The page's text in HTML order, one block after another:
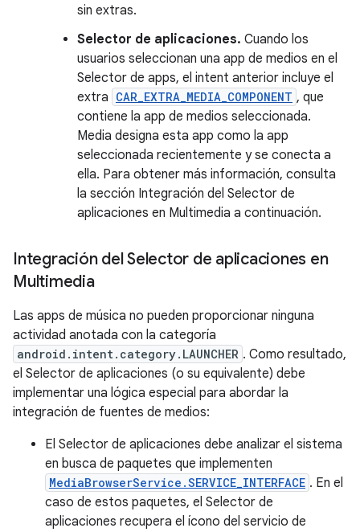
sin extras.
Selector de aplicaciones. Cuando los
usuarios seleccionan una app de medios en el
Selector de apps, el intent anterior incluye el
extra CAR_EXTRA_MEDIA_COMPONENT , que
contiene la app de medios seleccionada.
Media designa esta app como la app
seleccionada recientemente y se conecta a
ella. Para obtener más información, consulta
la sección Integración del Selector de
aplicaciones en Multimedia a continuación.
Integración del Selector de aplicaciones en
Multimedia
Las apps de música no pueden proporcionar ninguna
actividad anotada con la categoría
android.intent.category.LAUNCHER . Como resultado,
el Selector de aplicaciones (o su equivalente) debe
implementar una lógica especial para abordar la
integración de fuentes de medios:
El Selector de aplicaciones debe analizar el sistema
en busca de paquetes que implementen
MediaBrowserService.SERVICE_INTERFACE . En el
caso de estos paquetes, el Selector de
aplicaciones recupera el ícono del servicio de